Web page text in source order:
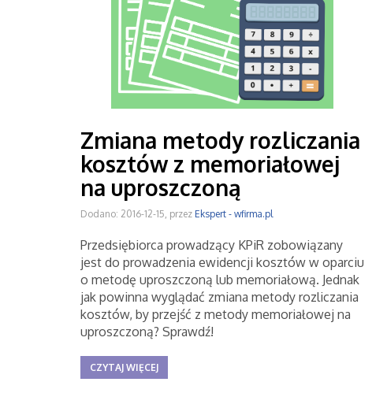
Zmiana metody rozliczania
kosztów z memoriałowej
na uproszczoną
Dodano: 2016-12-15, przez Ekspert - wfirma.pl
Przedsiębiorca prowadzący KPiR zobowiązany
jest do prowadzenia ewidencji kosztów w oparciu
o metodę uproszczoną lub memoriałową. Jednak
jak powinna wyglądać zmiana metody rozliczania
kosztów, by przejść z metody memoriałowej na
uproszczoną? Sprawdź!
CZYTAJ WIĘCEJ